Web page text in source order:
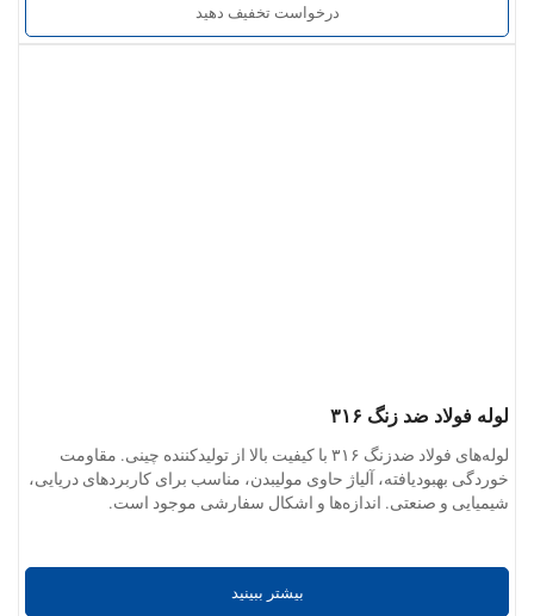
درخواست تخفیف دهید
لوله فولاد ضد زنگ ۳۱۶
لوله‌های فولاد ضدزنگ ۳۱۶ با کیفیت بالا از تولیدکننده چینی. مقاومت
خوردگی بهبودیافته، آلیاژ حاوی مولیبدن، مناسب برای کاربردهای دریایی،
شیمیایی و صنعتی. اندازه‌ها و اشکال سفارشی موجود است.
بیشتر ببینید